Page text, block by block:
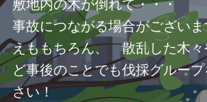
敷地内の木が倒れて・・・
事故につながる場合がござい
えももちろん、 散乱した木々
ど事後のことでも伐採グルー
さい！